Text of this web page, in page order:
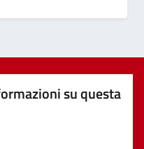
su questa